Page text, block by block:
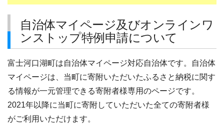
自治体マイページ及びオンラインワ
ンストップ特例申請について
富士河口湖町は自治体マイページ対応自治体です。自治体
マイページは、当町に寄附いただいたふるさと納税に関す
る情報が一元管理できる寄附者様専用のページです。
2021年以降に当町に寄附していただいた全ての寄附者様
がご利用いただけます。